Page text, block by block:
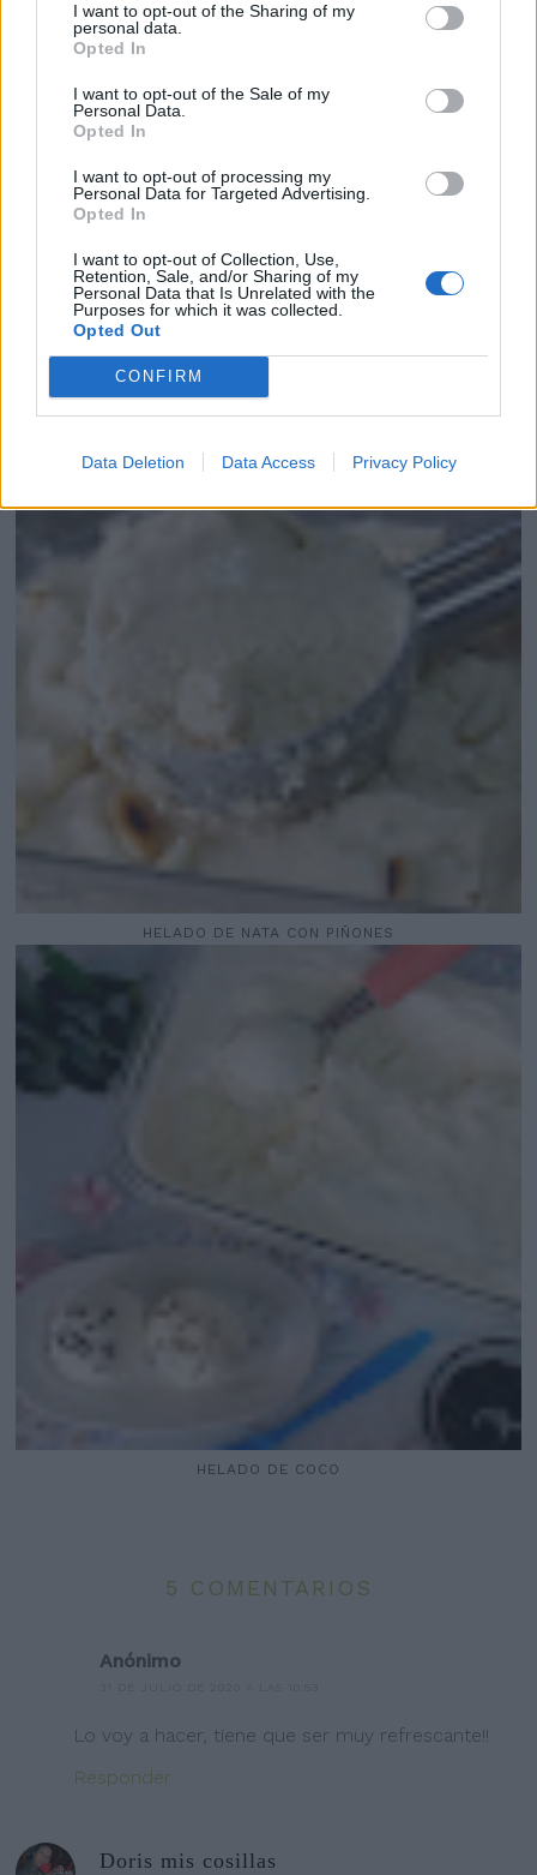
I want to opt-out of the Sharing of my
personal data.
Opted In
I want to opt-out of the Sale of my
Personal Data.
Opted In
I want to opt-out of processing my
Personal Data for Targeted Advertising.
Opted In
I want to opt-out of Collection, Use,
Retention, Sale, and/or Sharing of my
Personal Data that Is Unrelated with the
Purposes for which it was collected.
Opted Out
CONFIRM
Data Deletion Data Access Privacy Policy
SEMIFRÍO HELADO DE CHOCOLATE CON PI...
HELADO DE NATA CON PIÑONES
HELADO DE COCO
5 COMENTARIOS
Anónimo
Lo voy a hacer, tiene que ser muy refrescante!!
Responder
Doris mis cosillas